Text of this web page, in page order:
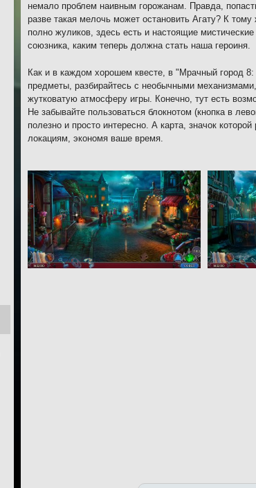
немало проблем наивным горожанам. Правда,
разве такая мелочь может остановить Агату? К
полно жуликов, здесь есть и настоящие
союзника, каким теперь должна стать наша героиня.
Как и в каждом хорошем квесте, в "Мрачный город
предметы, разбирайтесь с необычными
жутковатую атмосферу игры. Конечно, тут есть
Не забывайте пользоваться блокнотом (кнопка в
полезно и просто интересно. А карта, значок
локациям, экономя ваше время.